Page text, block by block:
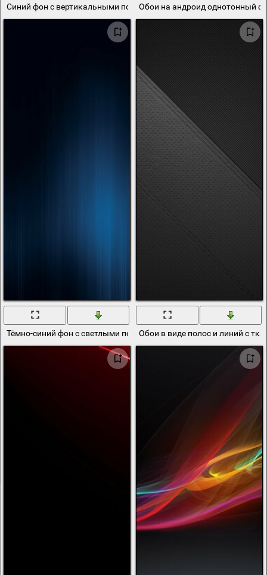
Синий фон с вертикальными полосамиОбои на андроид однотонный
Тёмно-синий фон с светлыми полосамиОбои в виде полос и линий с